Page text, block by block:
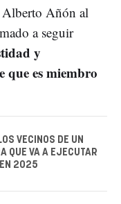
Alberto Añón al
a seguir
y
que es miembro
VECINOS DE UN
QUE VA A EJECUTAR
EN 2025